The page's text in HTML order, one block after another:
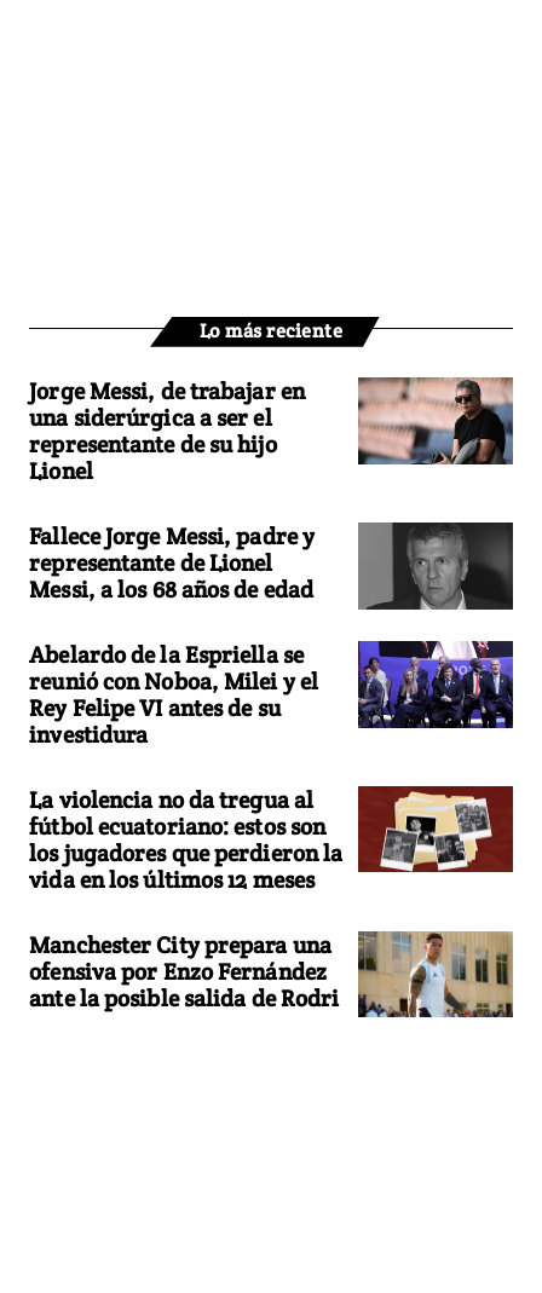
Lo más reciente
Jorge Messi, de trabajar en
una siderúrgica a ser el
representante de su hijo
Lionel
Fallece Jorge Messi, padre y
representante de Lionel
Messi, a los 68 años de edad
Abelardo de la Espriella se
reunió con Noboa, Milei y el
Rey Felipe VI antes de su
investidura
La violencia no da tregua al
fútbol ecuatoriano: estos son
los jugadores que perdieron la
vida en los últimos 12 meses
Manchester City prepara una
ofensiva por Enzo Fernández
ante la posible salida de Rodri